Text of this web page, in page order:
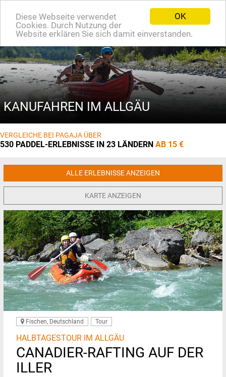
OK
Diese Webseite verwendet
Cookies. Durch Nutzung der
Website erklären Sie sich damit einverstanden.
KANUFAHREN IM ALLGÄU
VERGLEICHE BEI PAGAJA ÜBER
530 PADDEL-ERLEBNISSE IN 23 LÄNDERN AB 15 €
ALLE ERLEBNISSE ANZEIGEN
KARTE ANZEIGEN
Fischen, Deutschland Tour
HALBTAGESTOUR IM ALLGÄU
CANADIER-RAFTING AUF DER
ILLER